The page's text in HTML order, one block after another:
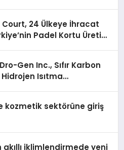
Court, 24 Ülkeye İhracat
Padel Kortu Üretim
Gen Inc., Sıfır Karbon
Isıtma
kozmetik sektörüne giriş
akıllı iklimlendirmede yeni